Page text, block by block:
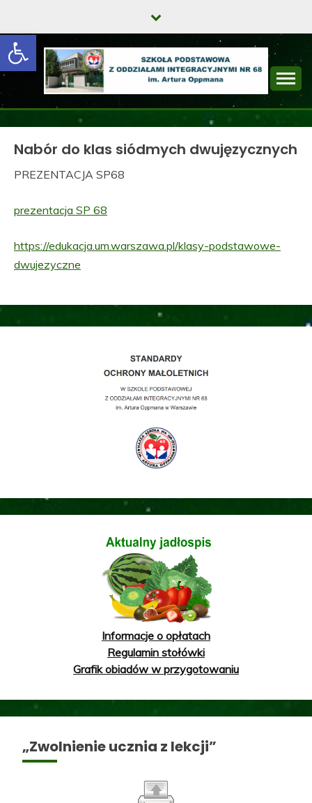
Open toolbar
content
SZKOŁA
PODSTAWOWA Z
ODDZIAŁAMI
INTEGRACYJNYMI
NR 68 IM. ARTURA
OPPMANA
Nabór do klas siódmych dwujęzycznych
PREZENTACJA SP68
prezentacja SP 68
https://edukacja.um.warszawa.pl/klasy-podstawowe-
dwujezyczne
Informacje o opłatach
Regulamin stołówki
Grafik obiadów w przygotowaniu
„Zwolnienie ucznia z lekcji”